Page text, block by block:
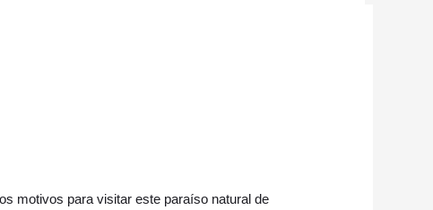
motivos para visitar este paraíso natural de